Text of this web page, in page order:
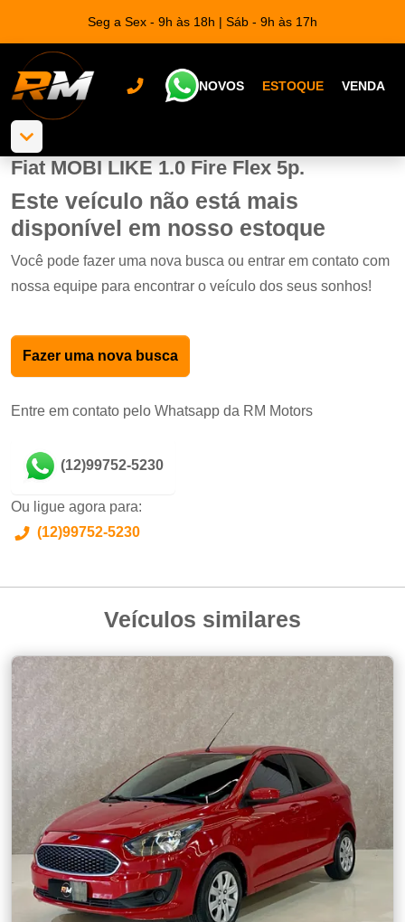
Seg a Sex - 9h às 18h | Sáb - 9h às 17h
NOVOS ESTOQUE VENDA
Fiat MOBI LIKE 1.0 Fire Flex 5p.
Este veículo não está mais
disponível em nosso estoque
Você pode fazer uma nova busca ou entrar em contato com
nossa equipe para encontrar o veículo dos seus sonhos!
Fazer uma nova busca
Entre em contato pelo Whatsapp da RM Motors
(12)99752-5230
Ou ligue agora para:
(12)99752-5230
Veículos similares